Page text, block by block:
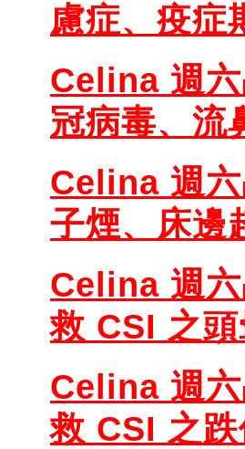
慮症、疫症
Celina 週
冠病毒、流
Celina 週
子煙、床邊
Celina 週
救 CSI 之
Celina 週
救 CSI 之